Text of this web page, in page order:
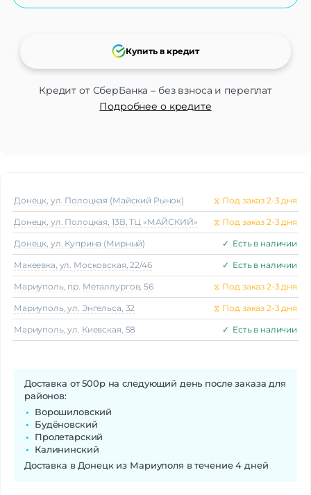
Кредит от СберБанка – без взноса и переплат
Подробнее о кредите
Купить в кредит
Донецк, ул. Полоцкая (Майский Рынок) ⧖ Под заказ 2-3 дня
Донецк, ул. Полоцкая, 13В, ТЦ «МАЙСКИЙ» ⧖ Под заказ 2-3 дня
Донецк, ул. Куприна (Мирный) ✓ Есть в наличии
Макеeвка, ул. Московская, 22/46 ✓ Есть в наличии
Мариуполь, пр. Металлургов, 56 ⧖ Под заказ 2-3 дня
Мариуполь, ул. Энгельса, 32 ⧖ Под заказ 2-3 дня
Мариуполь, ул. Киевская, 58 ✓ Есть в наличии
Доставка от 500р на следующий день после заказа для
районов:
Ворошиловский
Будёновский
Пролетарский
Калининский
Доставка в Донецк из Мариуполя в течение 4 дней